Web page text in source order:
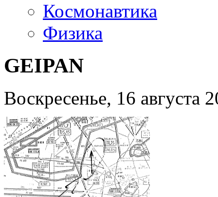
Космонавтика
Физика
GEIPAN
Воскресенье, 16 августа